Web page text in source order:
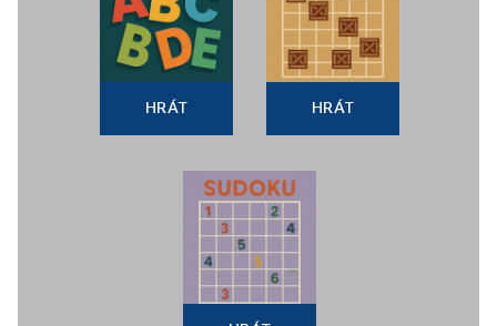
HRÁT HRÁT